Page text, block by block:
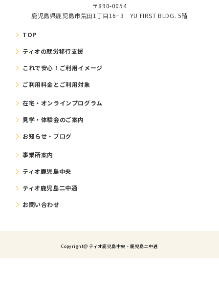
〒890-0054
鹿児島県鹿児島市荒田1丁目16−3 YU FIRST BLDG. 5階
TOP
ティオの就労移⾏⽀援
これで安⼼！ご利⽤イメージ
ご利⽤料⾦とご利⽤対象
在宅・オンラインプログラム
⾒学・体験会のご案内
お知らせ・ブログ
事業所案内
ティオ鹿児島中央
ティオ鹿児島二中通
お問い合わせ
Copyright@ ティオ⿅児島中央・鹿児島二中通